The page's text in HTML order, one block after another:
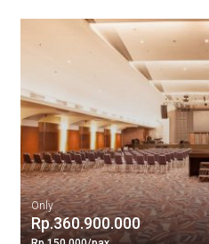
Only
Rp.360.900.000